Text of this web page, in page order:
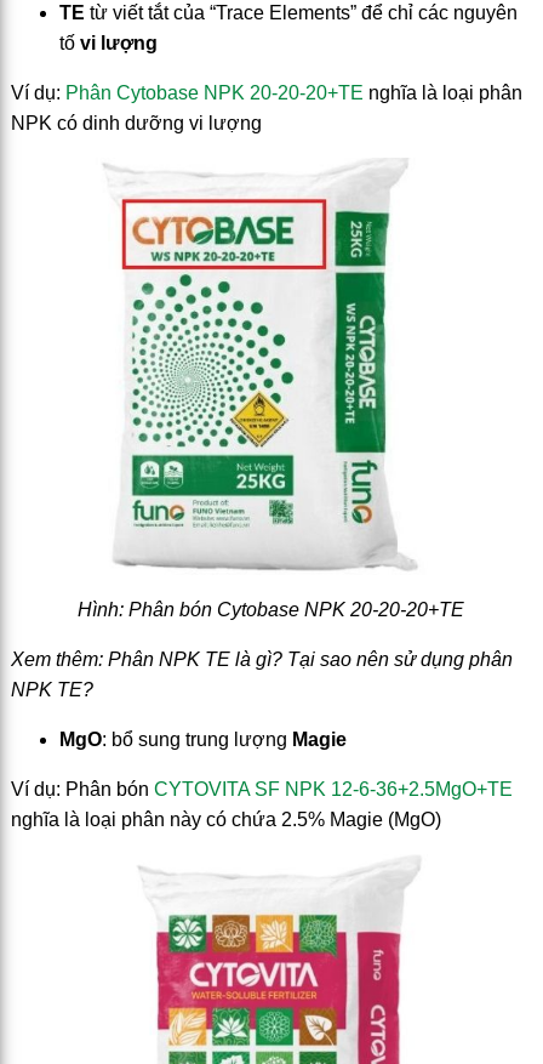
TE từ viết tắt của “Trace Elements” để chỉ các nguyên
tố vi lượng
Ví dụ: Phân Cytobase NPK 20-20-20+TE nghĩa là loại phân
NPK có dinh dưỡng vi lượng
Hình: Phân bón Cytobase NPK 20-20-20+TE
Xem thêm: Phân NPK TE là gì? Tại sao nên sử dụng phân
NPK TE?
MgO: bổ sung trung lượng Magie
Ví dụ: Phân bón CYTOVITA SF NPK 12-6-36+2.5MgO+TE
nghĩa là loại phân này có chứa 2.5% Magie (MgO)